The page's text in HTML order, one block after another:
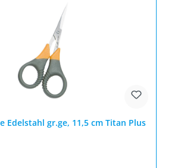
Edelstahl gr.ge, 11,5 cm Titan Plus